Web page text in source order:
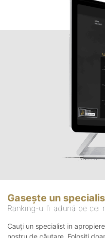
Gasește un
Ranking-ul îi adună pe cei
Cauți un specialist in
nostru de căutare. Folosiți